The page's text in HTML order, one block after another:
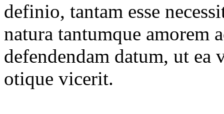
definio, tantam esse
natura tantumque amorem
defendendam datum, ut
otique vicerit.